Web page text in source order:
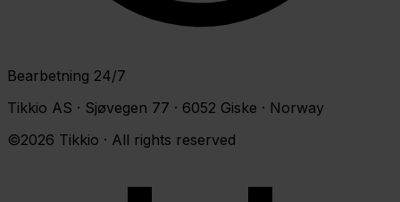
Bearbetning 24/7
Tikkio AS · Sjøvegen 77 · 6052 Giske · Norway
©2026 Tikkio · All rights reserved